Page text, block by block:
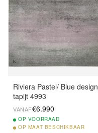
Riviera Pastel/ Blue design
tapijt 4993
VANAF€6.990
OP VOORRAAD
OP MAAT BESCHIKBAAR